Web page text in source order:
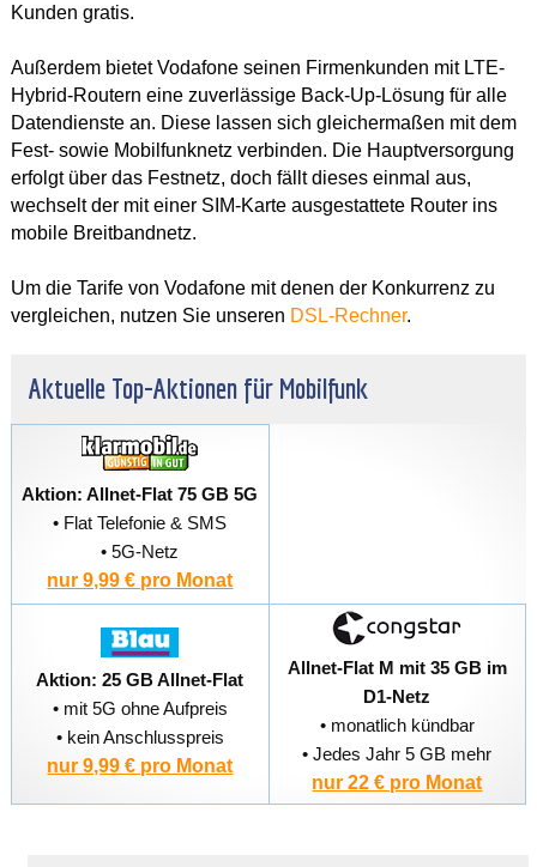
Kunden gratis.
Außerdem bietet Vodafone seinen Firmenkunden mit LTE-
Hybrid-Routern eine zuverlässige Back-Up-Lösung für alle
Datendienste an. Diese lassen sich gleichermaßen mit dem
Fest- sowie Mobilfunknetz verbinden. Die Hauptversorgung
erfolgt über das Festnetz, doch fällt dieses einmal aus,
wechselt der mit einer SIM-Karte ausgestattete Router ins
mobile Breitbandnetz.
Um die Tarife von Vodafone mit denen der Konkurrenz zu
vergleichen, nutzen Sie unseren DSL-Rechner.
Aktuelle Top-Aktionen für Mobilfunk
Aktion: Allnet-Flat 75 GB 5G
• Flat Telefonie & SMS
• 5G-Netz
nur 9,99 € pro Monat
Aktion: 25 GB Allnet-Flat
• mit 5G ohne Aufpreis
• kein Anschlusspreis
nur 9,99 € pro Monat
Allnet-Flat M mit 35 GB im
D1-Netz
• monatlich kündbar
• Jedes Jahr 5 GB mehr
nur 22 € pro Monat